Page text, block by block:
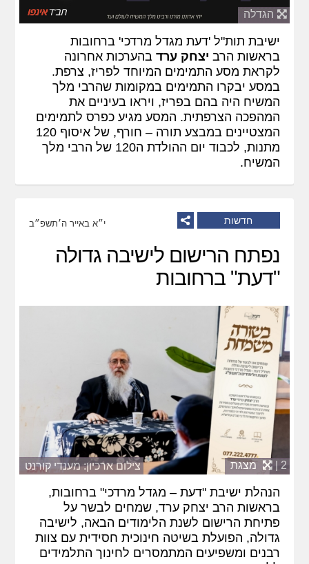
הגדלה
ישיבת תות"ל 'דעת מגדל מרדכי' ברחובות
בראשות הרב יצחק ערד בהערכות אחרונה
לקראת מסע התמימים המיוחד לפריז, צרפת.
במסע יבקרו התמימים במקומות שהרבי מלך
המשיח היה בהם בפריז, ויראו בעיניים את
המהפכה הצרפתית. המסע מגיע כפרס לתמימים
המצטיינים במבצע תורה – חורף, של איסוף 120
מתנות, לכבוד יום ההולדת ה120 של הרבי מלך
המשיח.
חדשות י״א באייר ה׳תשפ״ב
נפתח הרישום לישיבה גדולה
"דעת" ברחובות
צילום ארכיון: מענדי קורנט 2 | מצגת
הנהלת ישיבת "דעת – מגדל מרדכי" ברחובות,
בראשות הרב יצחק ערד, שמחים לבשר על
פתיחת הרישום לשנת הלימודים הבאה, לישיבה
גדולה, הפועלת בשיטה חינוכית חסידית עם צוות
רבנים ומשפיעים המתמסרים לחינוך התלמידים